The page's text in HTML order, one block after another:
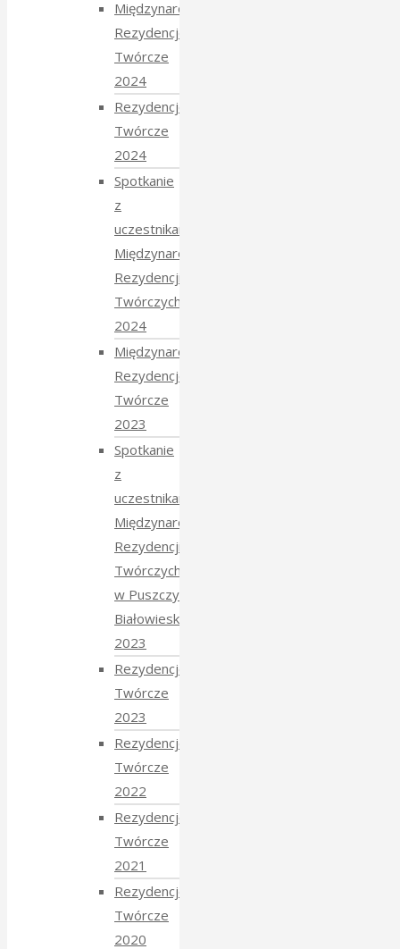
Międzynarodowe
Rezydencje
Twórcze
2024
Rezydencje
Twórcze
2024
Spotkanie
z
uczestnikami
Międzynarodowych
Rezydencji
Twórczych
2024
Międzynarodowe
Rezydencje
Twórcze
2023
Spotkanie
z
uczestnikami
Międzynarodowych
Rezydencji
Twórczych
w Puszczy
Białowieskiej
2023
Rezydencje
Twórcze
2023
Rezydencje
Twórcze
2022
Rezydencje
Twórcze
2021
Rezydencje
Twórcze
2020